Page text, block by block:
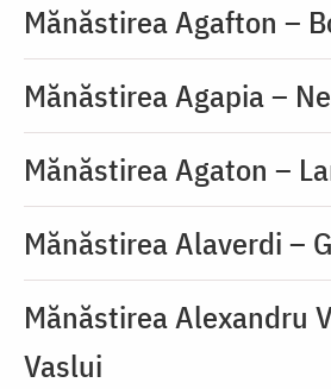
Mănăstirea Agafton –
Mănăstirea Agapia –
Mănăstirea Agaton –
Mănăstirea Alaverdi –
Mănăstirea Alexandru
Vaslui